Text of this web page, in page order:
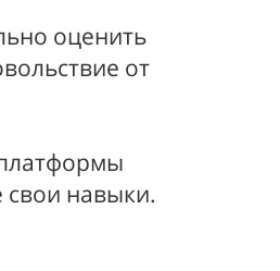
оценить
от
свои навыки.